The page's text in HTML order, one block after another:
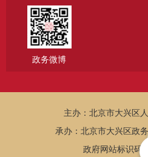
政务微博
主办：北京市大兴区
承办：北京市大兴区政
政府网站标识码